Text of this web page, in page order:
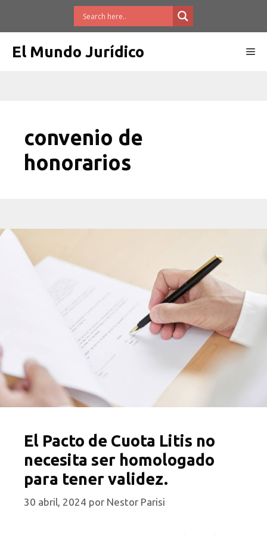
El Mundo Jurídico
convenio de
honorarios
El Pacto de Cuota Litis no
necesita ser homologado
para tener validez.
30 abril, 2024 por Nestor Parisi